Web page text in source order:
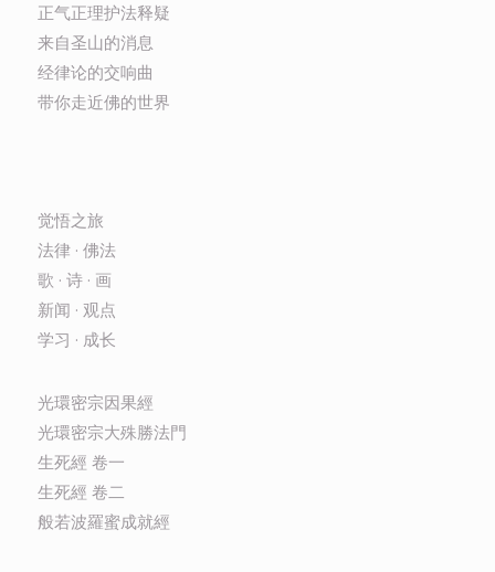
正气正理护法释疑
来自圣山的消息
经律论的交响曲
带你走近佛的世界
觉悟之旅
法律 · 佛法
歌 · 诗 · 画
新闻 · 观点
学习 · 成长
光環密宗因果經
光環密宗大殊勝法門
生死經 卷一
生死經 卷二
般若波羅蜜成就經